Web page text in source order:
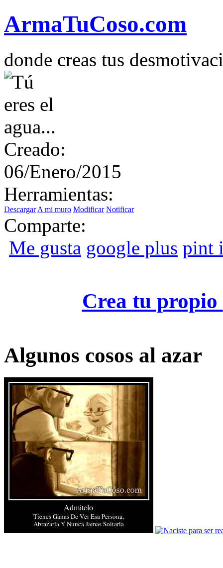
ArmaTuCoso.com
donde creas tus
Creado:
06/Enero/2015
Herramientas:
Descargar A mi muro Modificar Notificar
Comparte:
Me gusta google plus pint
Crea tu propio
Algunos cosos al azar